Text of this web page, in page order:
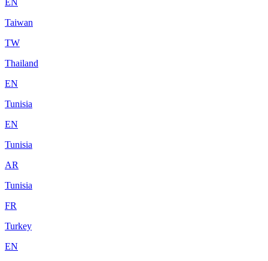
EN
Taiwan
TW
Thailand
EN
Tunisia
EN
Tunisia
AR
Tunisia
FR
Turkey
EN